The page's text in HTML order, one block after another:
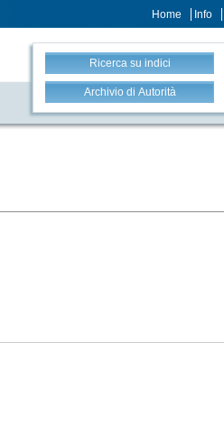
Home Info
Ricerca su indici
Archivio di Autorità